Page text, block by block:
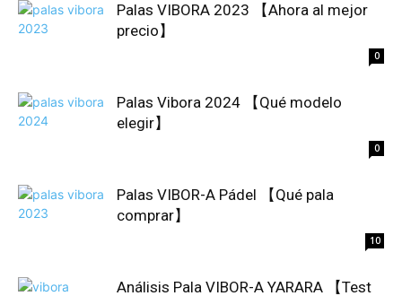
Palas VIBORA 2023 【Ahora al mejor
precio】
0
Palas Vibora 2024 【Qué modelo
elegir】
0
Palas VIBOR-A Pádel 【Qué pala
comprar】
10
Análisis Pala VIBOR-A YARARA 【Test